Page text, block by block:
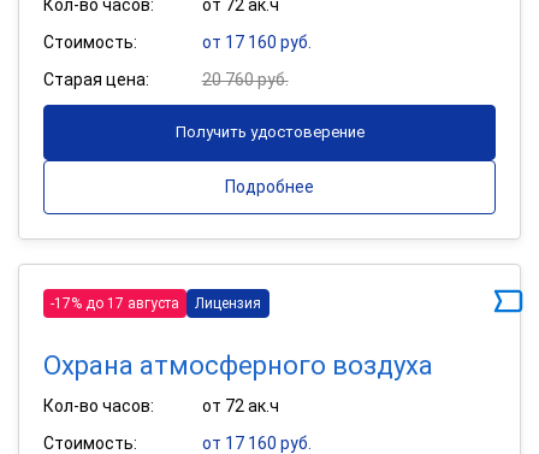
Кол-во часов:
от 72 ак.ч
Стоимость:
от 17 160 руб.
Старая цена:
20 760 руб.
Получить удостоверение
Подробнее
-17% до 17 августа Лицензия
Охрана атмосферного воздуха
Кол-во часов:
от 72 ак.ч
Стоимость:
от 17 160 руб.